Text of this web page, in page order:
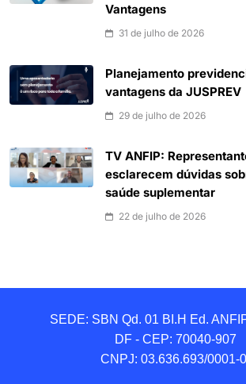
Vantagens
31 de julho de 2026
Planejamento
vantagens da JUSPREV
29 de julho de 2026
TV ANFIP:
esclarecem dúvidas
saúde suplementar
22 de julho de 2026
SEDE: SBN Qd. 01 BI.H Ed.
DF - CEP: 70040-907
CNPJ: 03.636.693/0001-